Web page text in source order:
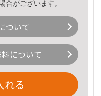
合がございます。
ついて
について
れる